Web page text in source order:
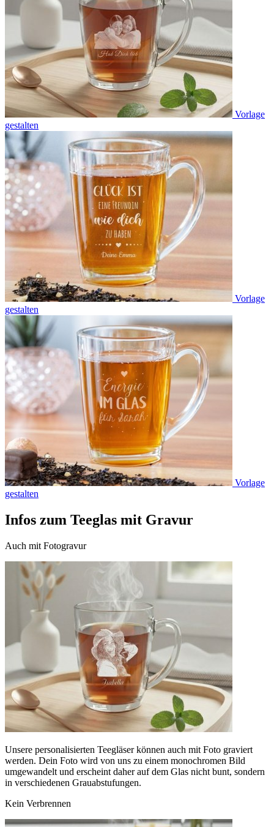
Vorlage
gestalten
Vorlage
gestalten
Vorlage
gestalten
Infos zum Teeglas mit Gravur
Auch mit Fotogravur
Unsere personalisierten Teegläser können auch mit Foto graviert
werden. Dein Foto wird von uns zu einem monochromen Bild
umgewandelt und erscheint daher auf dem Glas nicht bunt, sondern
in verschiedenen Grauabstufungen.
Kein Verbrennen